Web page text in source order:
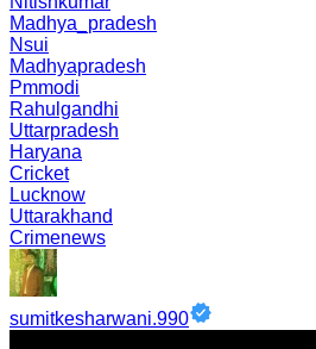
Madhya_pradesh
Nsui
Madhyapradesh
Pmmodi
Rahulgandhi
Uttarpradesh
Haryana
Cricket
Lucknow
Uttarakhand
Crimenews
sumitkesharwani.990